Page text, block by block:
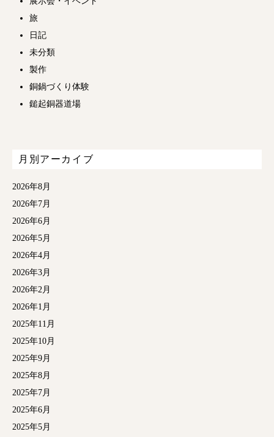
旅
日記
未分類
製作
銅鍋づくり体験
鎚起銅器道場
月別アーカイブ
2026年8月
2026年7月
2026年6月
2026年5月
2026年4月
2026年3月
2026年2月
2026年1月
2025年11月
2025年10月
2025年9月
2025年8月
2025年7月
2025年6月
2025年5月